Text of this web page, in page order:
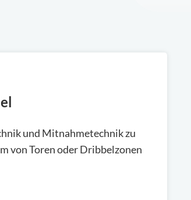
und Mitnahmetechnik zu
von Toren oder Dribbelzonen